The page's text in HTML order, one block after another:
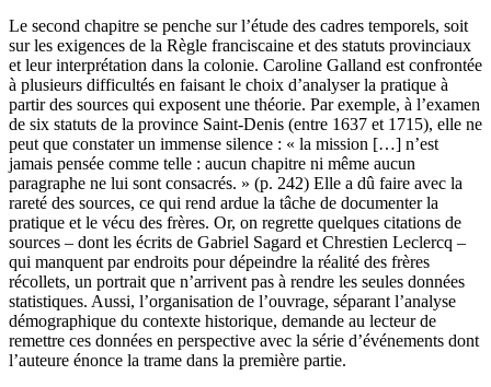
Le second chapitre se penche sur l’étude des cadres temporels, soit
sur les exigences de la Règle franciscaine et des statuts provinciaux
et leur interprétation dans la colonie. Caroline Galland est confrontée
à plusieurs difficultés en faisant le choix d’analyser la pratique à
partir des sources qui exposent une théorie. Par exemple, à l’examen
de six statuts de la province Saint-Denis (entre 1637 et 1715), elle ne
peut que constater un immense silence : « la mission […] n’est
jamais pensée comme telle : aucun chapitre ni même aucun
paragraphe ne lui sont consacrés. » (p. 242) Elle a dû faire avec la
rareté des sources, ce qui rend ardue la tâche de documenter la
pratique et le vécu des frères. Or, on regrette quelques citations de
sources – dont les écrits de Gabriel Sagard et Chrestien Leclercq –
qui manquent par endroits pour dépeindre la réalité des frères
récollets, un portrait que n’arrivent pas à rendre les seules données
statistiques. Aussi, l’organisation de l’ouvrage, séparant l’analyse
démographique du contexte historique, demande au lecteur de
remettre ces données en perspective avec la série d’événements dont
l’auteure énonce la trame dans la première partie.